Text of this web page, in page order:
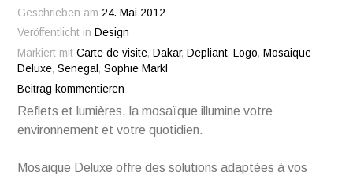
Geschrieben am 24. Mai 2012
Veröffentlicht in Design
Markiert mitCarte de visite, Dakar, Depliant, Logo, Mosaique
Deluxe,Senegal ,Sophie Markl
Beitrag kommentieren
Reflets et lumières, la mosaïque illumine votre
environnement et votre quotidien.
Mosaique Deluxe offre des solutions adaptées à vos